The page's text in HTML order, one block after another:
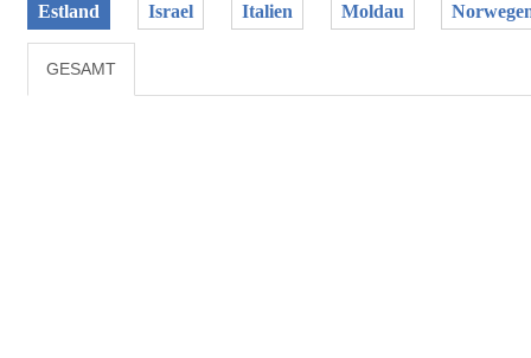
Estland Israel Italien Moldau
GESAMT